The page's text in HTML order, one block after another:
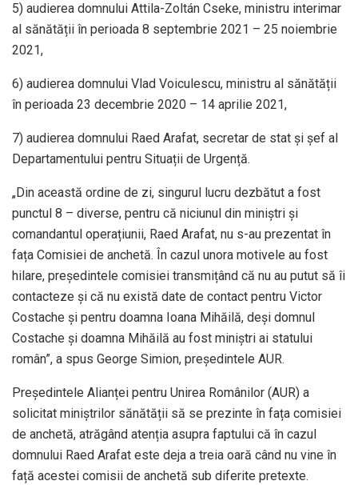
5) audierea domnului Attila-Zoltán Cseke, ministru interimar
al sănătății în perioada 8 septembrie 2021 – 25 noiembrie
2021,
6) audierea domnului Vlad Voiculescu, ministru al sănătății
în perioada 23 decembrie 2020 – 14 aprilie 2021,
7) audierea domnului Raed Arafat, secretar de stat și șef al
Departamentului pentru Situații de Urgență.
„Din această ordine de zi, singurul lucru dezbătut a fost
punctul 8 – diverse, pentru că niciunul din miniștri și
comandantul operațiunii, Raed Arafat, nu s-au prezentat în
fața Comisiei de anchetă. În cazul unora motivele au fost
hilare, președintele comisiei transmițând că nu au putut să îi
contacteze și că nu există date de contact pentru Victor
Costache și pentru doamna Ioana Mihăilă, deși domnul
Costache și doamna Mihăilă au fost miniștri ai statului
român”, a spus George Simion, președintele AUR.
Președintele Alianței pentru Unirea Românilor (AUR) a
solicitat miniștrilor sănătății să se prezinte în fața comisiei
de anchetă, atrăgând atenția asupra faptului că în cazul
domnului Raed Arafat este deja a treia oară când nu vine în
față acestei comisii de anchetă sub diferite pretexte.